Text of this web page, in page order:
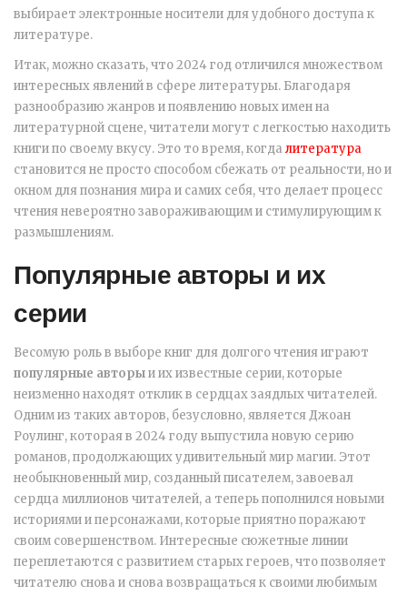
выбирает электронные носители для удобного доступа к
литературе.
Итак, можно сказать, что 2024 год отличился множеством
интересных явлений в сфере литературы. Благодаря
разнообразию жанров и появлению новых имен на
литературной сцене, читатели могут с легкостью находить
книги по своему вкусу. Это то время, когда литература
становится не просто способом сбежать от реальности, но и
окном для познания мира и самих себя, что делает процесс
чтения невероятно завораживающим и стимулирующим к
размышлениям.
Популярные авторы и их
серии
Весомую роль в выборе книг для долгого чтения играют
популярные авторыи их известные серии, которые
неизменно находят отклик в сердцах заядлых читателей.
Одним из таких авторов, безусловно, является Джоан
Роулинг, которая в 2024 году выпустила новую серию
романов, продолжающих удивительный мир магии. Этот
необыкновенный мир, созданный писателем, завоевал
сердца миллионов читателей, а теперь пополнился новыми
историями и персонажами, которые приятно поражают
своим совершенством. Интересные сюжетные линии
переплетаются с развитием старых героев, что позволяет
читателю снова и снова возвращаться к своими любимым